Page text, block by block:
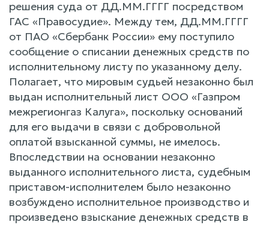
решения суда от ДД.ММ.ГГГГ посредством
ГАС «Правосудие». Между тем, ДД.ММ.ГГГГ
от ПАО «Сбербанк России» ему поступило
сообщение о списании денежных средств по
исполнительному листу по указанному делу.
Полагает, что мировым судьей незаконно был
выдан исполнительный лист ООО «Газпром
межрегионгаз Калуга», поскольку оснований
для его выдачи в связи с добровольной
оплатой взысканной суммы, не имелось.
Впоследствии на основании незаконно
выданного исполнительного листа, судебным
приставом-исполнителем было незаконно
возбуждено исполнительное производство и
произведено взыскание денежных средств в